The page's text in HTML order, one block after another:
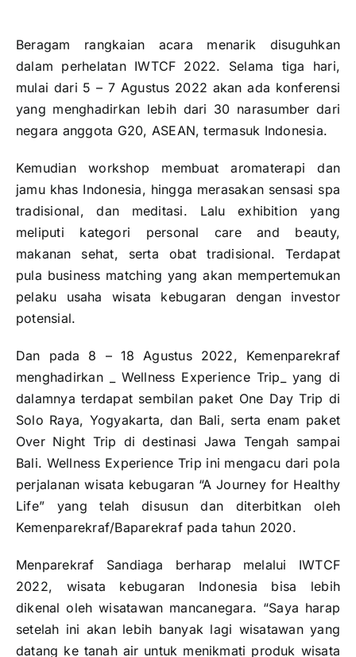
Beragam rangkaian acara menarik disuguhkan
dalam perhelatan IWTCF 2022. Selama tiga hari,
mulai dari 5 – 7 Agustus 2022 akan ada konferensi
yang menghadirkan lebih dari 30 narasumber dari
negara anggota G20, ASEAN, termasuk Indonesia.
Kemudian workshop membuat aromaterapi dan
jamu khas Indonesia, hingga merasakan sensasi spa
tradisional, dan meditasi. Lalu exhibition yang
meliputi kategori personal care and beauty,
makanan sehat, serta obat tradisional. Terdapat
pula business matching yang akan mempertemukan
pelaku usaha wisata kebugaran dengan investor
potensial.
Dan pada 8 – 18 Agustus 2022, Kemenparekraf
menghadirkan _ Wellness Experience Trip_ yang di
dalamnya terdapat sembilan paket One Day Trip di
Solo Raya, Yogyakarta, dan Bali, serta enam paket
Over Night Trip di destinasi Jawa Tengah sampai
Bali. Wellness Experience Trip ini mengacu dari pola
perjalanan wisata kebugaran “A Journey for Healthy
Life” yang telah disusun dan diterbitkan oleh
Kemenparekraf/Baparekraf pada tahun 2020.
Menparekraf Sandiaga berharap melalui IWTCF
2022, wisata kebugaran Indonesia bisa lebih
dikenal oleh wisatawan mancanegara. “Saya harap
setelah ini akan lebih banyak lagi wisatawan yang
datang ke tanah air untuk menikmati produk wisata